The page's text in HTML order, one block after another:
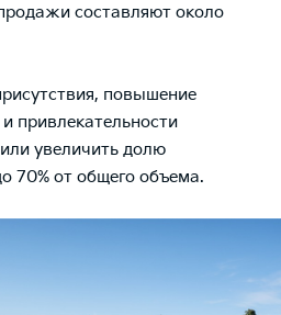
составляют около
повышение
привлекательности
увеличить долю
70% от общего объема.